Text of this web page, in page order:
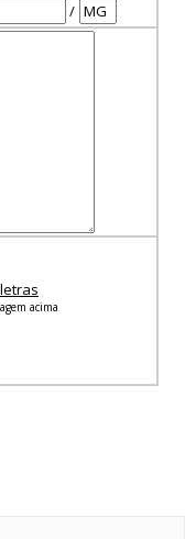
/
acima